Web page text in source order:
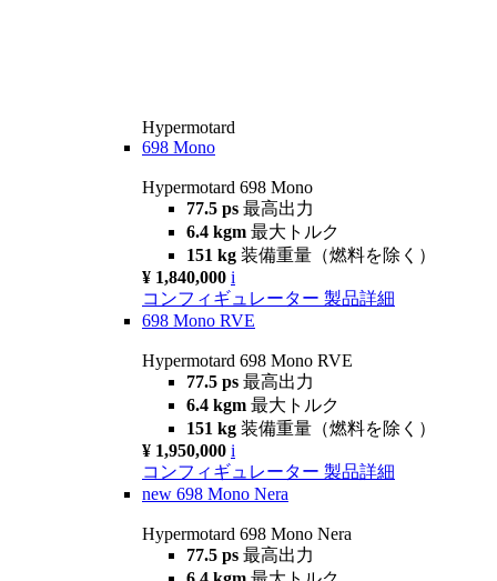
Hypermotard
698 Mono
Hypermotard 698 Mono
77.5 ps 最高出力
6.4 kgm 最大トルク
151 kg 装備重量（燃料を除く）
¥ 1,840,000 i
コンフィギュレーター 製品詳細
698 Mono RVE
Hypermotard 698 Mono RVE
77.5 ps 最高出力
6.4 kgm 最大トルク
151 kg 装備重量（燃料を除く）
¥ 1,950,000 i
コンフィギュレーター 製品詳細
new 698 Mono Nera
Hypermotard 698 Mono Nera
77.5 ps 最高出力